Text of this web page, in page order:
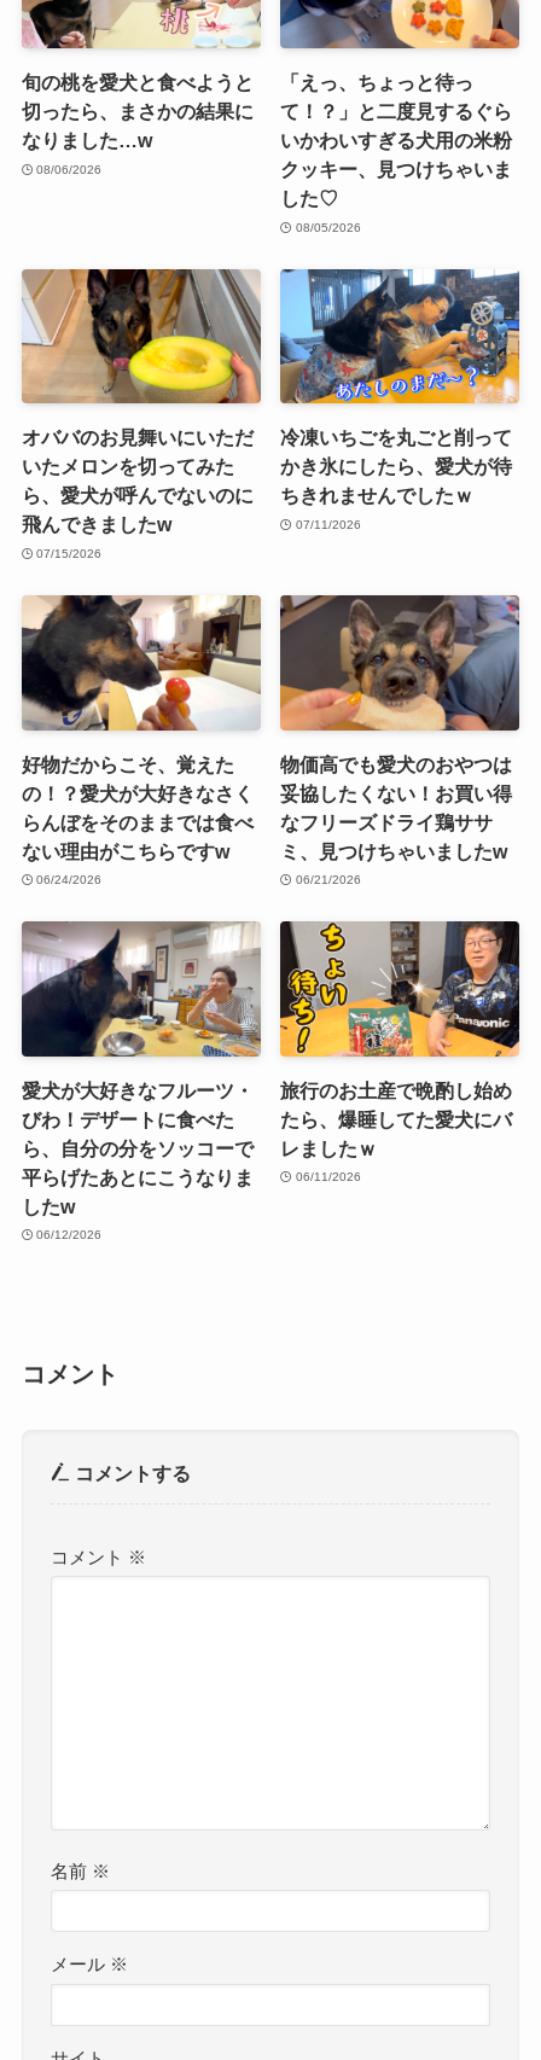
旬の桃を愛犬と食べようと
切ったら、まさかの結果に
なりました…w
08/06/2026
「えっ、ちょっと待っ
て！？」と二度見するぐら
いかわいすぎる犬用の米粉
クッキー、見つけちゃいま
した♡
08/05/2026
オババのお見舞いにいただ
いたメロンを切ってみた
ら、愛犬が呼んでないのに
飛んできましたw
07/15/2026
冷凍いちごを丸ごと削って
かき氷にしたら、愛犬が待
ちきれませんでしたｗ
07/11/2026
好物だからこそ、覚えた
の！？愛犬が大好きなさく
らんぼをそのままでは食べ
ない理由がこちらですw
06/24/2026
物価高でも愛犬のおやつは
妥協したくない！お買い得
なフリーズドライ鶏ササ
ミ、見つけちゃいましたw
06/21/2026
愛犬が大好きなフルーツ・
びわ！デザートに食べた
ら、自分の分をソッコーで
平らげたあとにこうなりま
したw
06/12/2026
旅行のお土産で晩酌し始め
たら、爆睡してた愛犬にバ
レましたｗ
06/11/2026
コメント
コメントする
コメント ※
名前 ※
メール ※